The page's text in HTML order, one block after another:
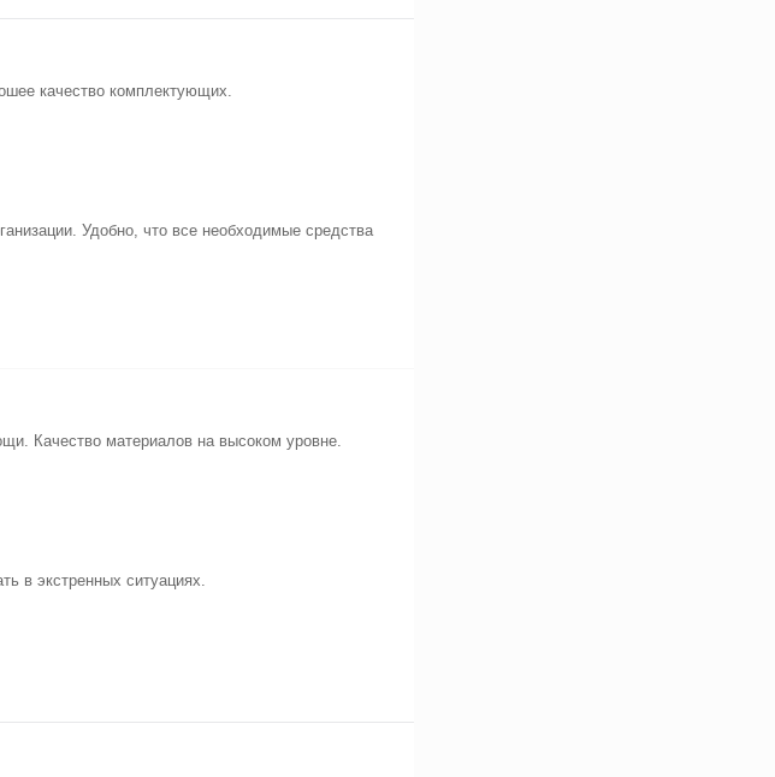
качество комплектующих.
Удобно, что все необходимые средства
Качество материалов на высоком уровне.
в экстренных ситуациях.